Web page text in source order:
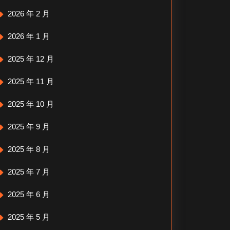
2026 年 2 月
2026 年 1 月
2025 年 12 月
2025 年 11 月
2025 年 10 月
2025 年 9 月
2025 年 8 月
2025 年 7 月
2025 年 6 月
2025 年 5 月